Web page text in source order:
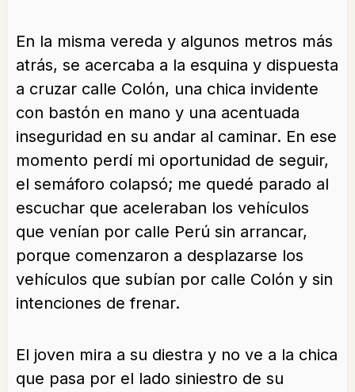
En la misma vereda y algunos metros más
atrás, se acercaba a la esquina y dispuesta
a cruzar calle Colón, una chica invidente
con bastón en mano y una acentuada
inseguridad en su andar al caminar. En ese
momento perdí mi oportunidad de seguir,
el semáforo colapsó; me quedé parado al
escuchar que aceleraban los vehículos
que venían por calle Perú sin arrancar,
porque comenzaron a desplazarse los
vehículos que subían por calle Colón y sin
intenciones de frenar.
El joven mira a su diestra y no ve a la chica
que pasa por el lado siniestro de su